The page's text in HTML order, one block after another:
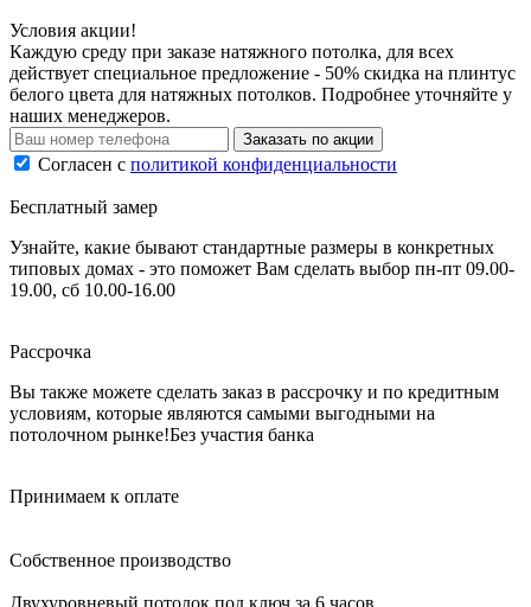
Условия акции!
Каждую среду при заказе натяжного потолка, для всех
действует специальное предложение - 50% скидка на плинтус
белого цвета для натяжных потолков. Подробнее уточняйте у
наших менеджеров.
Заказать по акции
Согласен с политикой конфиденциальности
Бесплатный замер
Узнайте, какие бывают стандартные размеры в конкретных
типовых домах - это поможет Вам сделать выбор пн-пт 09.00-
19.00, сб 10.00-16.00
Рассрочка
Вы также можете сделать заказ в рассрочку и по кредитным
условиям, которые являются самыми выгодными на
потолочном рынке!Без участия банка
Принимаем к оплате
Собственное производство